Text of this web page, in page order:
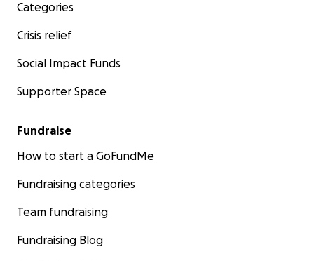
Categories
Crisis relief
Social Impact Funds
Supporter Space
Fundraise
How to start a GoFundMe
Fundraising categories
Team fundraising
Fundraising Blog